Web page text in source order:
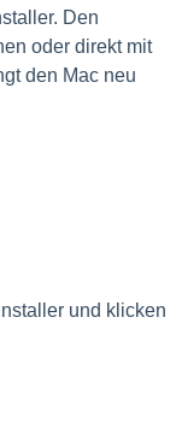
Den
oder direkt mit
den Mac neu
und klicken